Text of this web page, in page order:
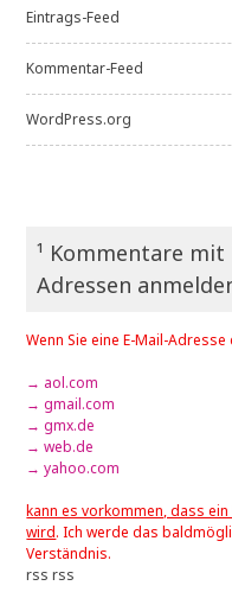
Eintrags-Feed
Kommentar-Feed
WordPress.org
¹ Kommentare
Adressen
Wenn Sie eine E-Mail-
→ aol.com
→ gmail.com
→ gmx.de
→ web.de
→ yahoo.com
kann es vorkommen, dass
wird. Ich werde das
Verständnis.
rss rss